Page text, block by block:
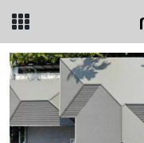
Skip
content